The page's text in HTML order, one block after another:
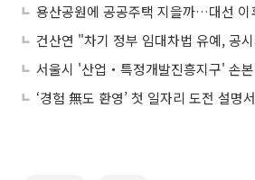
‘경험 無도 환영’ 첫 일자리 도전 설명서